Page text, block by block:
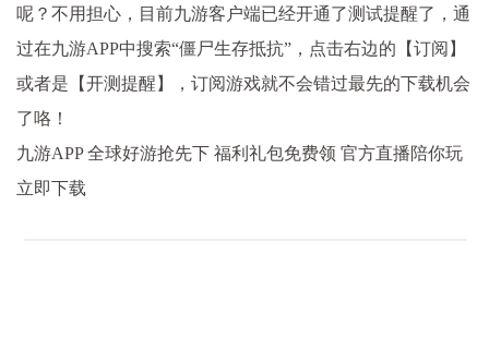
呢？不用担心，目前九游客户端已经开通了测试提醒了，通
过在九游APP中搜索“僵尸生存抵抗”，点击右边的【订阅】
或者是【开测提醒】，订阅游戏就不会错过最先的下载机会
了咯！
九游APP 全球好游抢先下 福利礼包免费领 官方直播陪你玩
立即下载